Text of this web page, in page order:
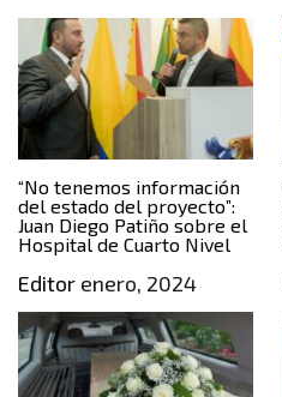
“No tenemos información
del estado del proyecto”:
Juan Diego Patiño sobre el
Hospital de Cuarto Nivel
Editor enero, 2024